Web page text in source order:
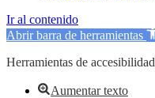
Ir al contenido
Abrir barra de herramientas
Herramientas de accesibilidad
Aumentar texto